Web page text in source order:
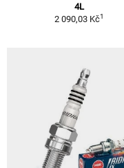
4L
2 090,03 Kč1